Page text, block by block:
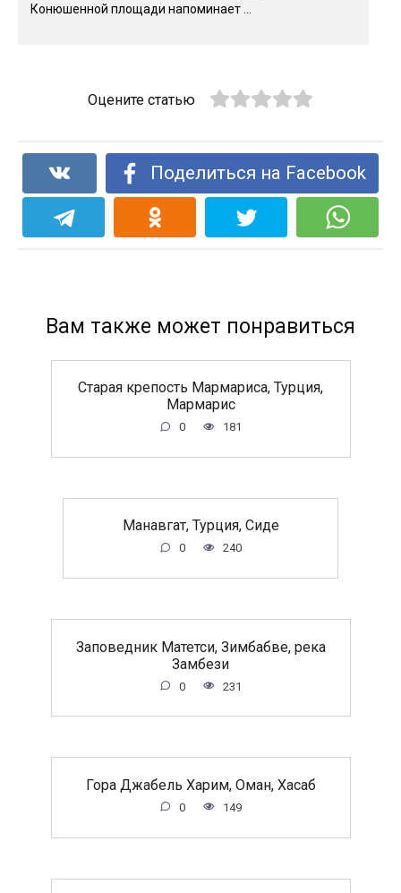
Конюшенной площади напоминает ...
Оцените статью
Поделиться на Facebook
Вам также может понравиться
Старая крепость Мармариса, Турция,
Мармарис
0 181
Манавгат, Турция, Сиде
0 240
Заповедник Матетси, Зимбабве, река
Замбези
0 231
Гора Джабель Харим, Оман, Хасаб
0 149